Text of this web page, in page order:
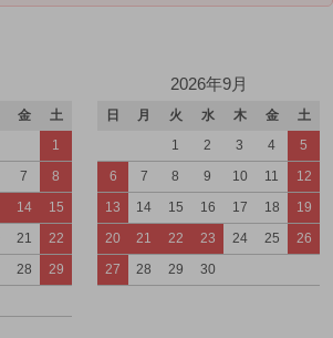
金
土
1
7
8
14
15
21
22
28
29
2026年9月
日 月 火 水 木 金
土
1
2 3 4
5
6
7 8 9 10 11
12
13
14 15 16 17 18
19
20
21 22 23 24 25
26
27
28 29 30